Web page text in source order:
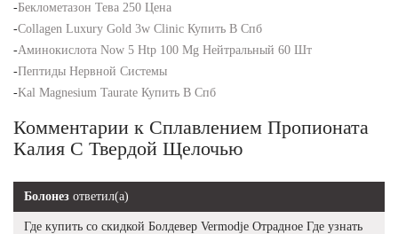
-Беклометазон Тева 250 Цена
-Collagen Luxury Gold 3w Clinic Купить В Спб
-Аминокислота Now 5 Htp 100 Mg Нейтральный 60 Шт
-Пептиды Нервной Системы
-Kal Magnesium Taurate Купить В Спб
Комментарии к Сплавлением Пропионата
Калия С Твердой Щелочью
Болонез ответил(а)
Где купить со скидкой Болдевер Vermodje Отрадное Где узнать